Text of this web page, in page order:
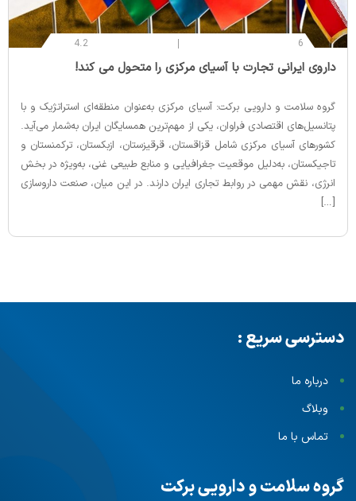
6
4.2
‌داروی ایرانی تجارت با آسیای مرکزی را متحول می کند!
گروه سلامت و دارویی برکت: آسیای مرکزی به‌عنوان منطقه‌ای استراتژیک و با
پتانسیل‌های اقتصادی فراوان، یکی از مهم‌ترین همسایگان ایران به‌شمار می‌آید.
کشورهای آسیای مرکزی شامل قزاقستان، قرقیزستان، ازبکستان، ترکمنستان و
تاجیکستان، به‌دلیل موقعیت جغرافیایی و منابع طبیعی غنی، به‌ویژه در بخش
انرژی، نقش مهمی در روابط تجاری ایران دارند. در این میان، صنعت داروسازی
[…]
دسترسی سریع :
درباره ما
وبلاگ
تماس با ما
گروه سلامت و دارویی برکت